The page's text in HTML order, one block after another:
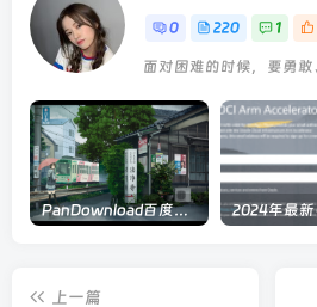
0 220 1
PanDownload百度网盘在线解析
上一篇